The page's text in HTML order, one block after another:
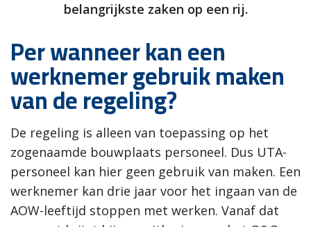
belangrijkste zaken op een rij.
Per wanneer kan een
werknemer gebruik maken
van de regeling?
De regeling is alleen van toepassing op het
zogenaamde bouwplaats personeel. Dus UTA-
personeel kan hier geen gebruik van maken. Een
werknemer kan drie jaar voor het ingaan van de
AOW-leeftijd stoppen met werken. Vanaf dat